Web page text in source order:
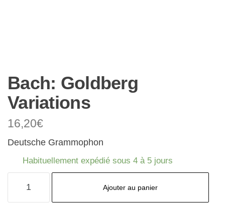
Bach: Goldberg
Variations
16,20€
Deutsche Grammophon
Habituellement expédié sous 4 à 5 jours
Ajouter au panier